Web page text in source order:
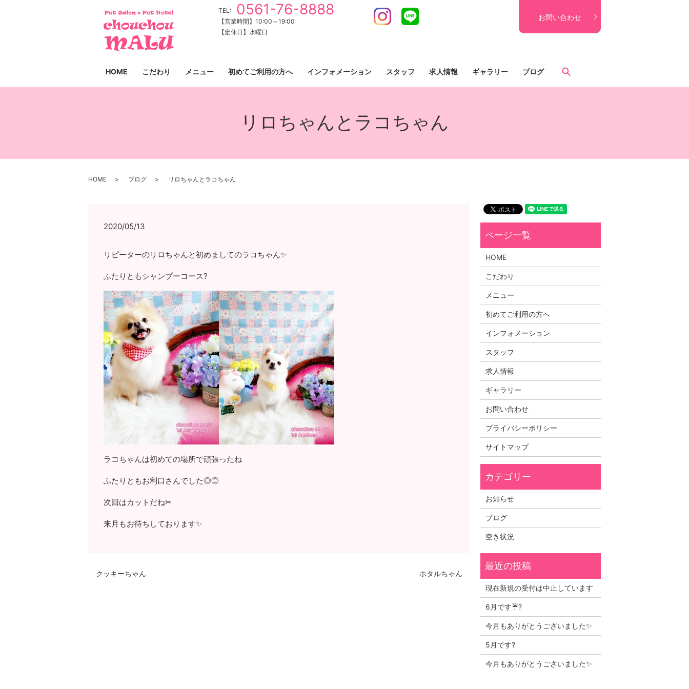
TEL: 0561-76-8888
【営業時間】10:00～19:00
【定休日】水曜日
Instagram お問い合わせ
HOME こだわり メニュー 初めてご利用の方へ インフォメーション スタッフ 求人情報 ギャラリー ブログ
リロちゃんとラコちゃん
HOME ブログ リロちゃんとラコちゃん
2020/05/13
リピーターのリロちゃんと初めましてのラコちゃん✨
ふたりともシャンプーコース?
ラコちゃんは初めての場所で頑張ったね
ふたりともお利口さんでした◎◎
次回はカットだね✂
来月もお待ちしております✨
クッキーちゃん ホタルちゃん
HOME
こだわり
メニュー
初めてご利用の方へ
インフォメーション
スタッフ
求人情報
ギャラリー
お問い合わせ
プライバシーポリシー
サイトマップ
お知らせ
ブログ
空き状況
現在新規の受付は中止しています
6月です☔?
今月もありがとうございました✨
5月です?
今月もありがとうございました✨